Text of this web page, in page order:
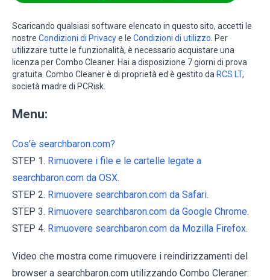
Scaricando qualsiasi software elencato in questo sito, accetti le
nostre Condizioni di Privacye le Condizioni di utilizzo. Per
utilizzare tutte le funzionalità, è necessario acquistare una
licenza per Combo Cleaner. Hai a disposizione 7 giorni di prova
gratuita. Combo Cleaner è di proprietà ed è gestito da RCS LT,
società madre di PCRisk.
Menu:
Cos'è searchbaron.com?
STEP 1. Rimuovere i file e le cartelle legate a
searchbaron.com da OSX.
STEP 2. Rimuovere searchbaron.com da Safari.
STEP 3. Rimuovere searchbaron.com da Google Chrome.
STEP 4. Rimuovere searchbaron.com da Mozilla Firefox.
Video che mostra come rimuovere i reindirizzamenti del
browser a searchbaron.com utilizzando Combo Cleraner: